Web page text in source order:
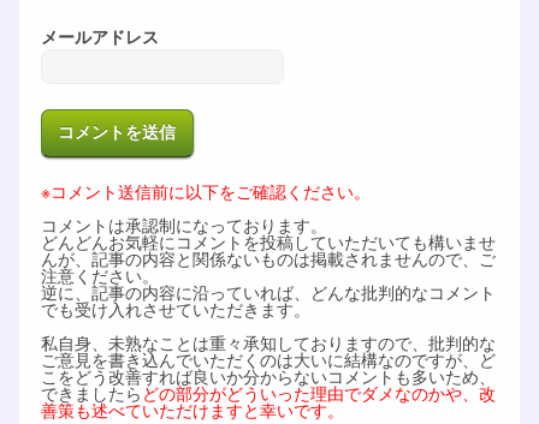
メールアドレス
※コメント送信前に以下をご確認ください。
コメントは承認制になっております。
どんどんお気軽にコメントを投稿していただいても構いませ
んが、記事の内容と関係ないものは掲載されませんので、ご
注意ください。
逆に、記事の内容に沿っていれば、どんな批判的なコメント
でも受け入れさせていただきます。
私自身、未熟なことは重々承知しておりますので、批判的な
ご意見を書き込んでいただくのは大いに結構なのですが、ど
こをどう改善すれば良いか分からないコメントも多いため、
できましたら どの部分がどういった理由でダメなのかや、改
善策も述べていただけますと幸いです。